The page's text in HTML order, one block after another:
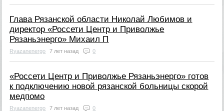
Глава Рязанской области Николай Любимов и
директор «Россети Центр и Приволжье
Рязаньэнерго» Михаил П
Ryazanenergo 7 лет назад 0
«Россети Центр и Приволжье Рязаньэнерго» готов
к подключению новой рязанской больницы скорой
медпомо
Ryazanenergo 7 лет назад 0